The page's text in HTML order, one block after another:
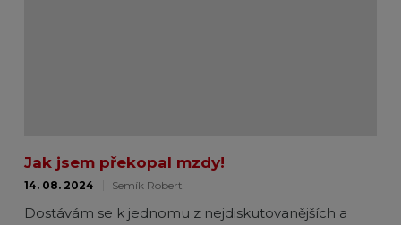
Jak jsem překopal mzdy!
Semík Robert
14. 08. 2024
Dostávám se k jednomu z nejdiskutovanějších a